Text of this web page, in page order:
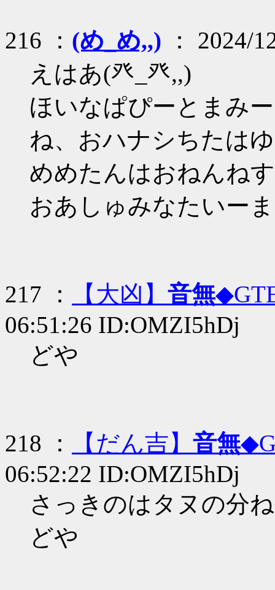
216 ： (め_め,,) ： 2024/
えはあ(癶_癶,,)
ほいなぱぴーとまみ
ね、おハナシちたは
めめたんはおねんね
おあしゅみなたいー
217 ： 【大凶】 音無
06:51:26 ID:OMZI5hDj
どや
218 ： 【だん吉】 音無
06:52:22 ID:OMZI5hDj
さっきのはタヌの分ね
どや